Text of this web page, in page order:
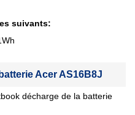
suivants:
Acer AS16B8J
décharge de la batterie